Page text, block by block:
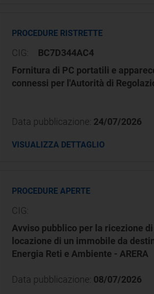
PROCEDURE RISTRETTE
CIG:
BC7D344AC4
Fornitura di PC portatili e
connessi per l'Autorità di
Data pubblicazione: 24/07/2026
VISUALIZZA DETTAGLIO
PROCEDURE APERTE
CIG:
Avviso pubblico per la ricezione
locazione di un immobile da
Energia Reti e Ambiente - ARERA
Data pubblicazione: 08/07/2026